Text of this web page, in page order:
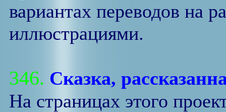
вариантах переводов на
иллюстрациями.
346. Сказка,
На страницах этого